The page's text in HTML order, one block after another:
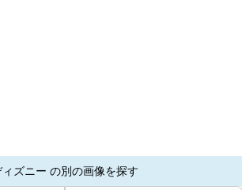
ィズニー の別の画像を探す